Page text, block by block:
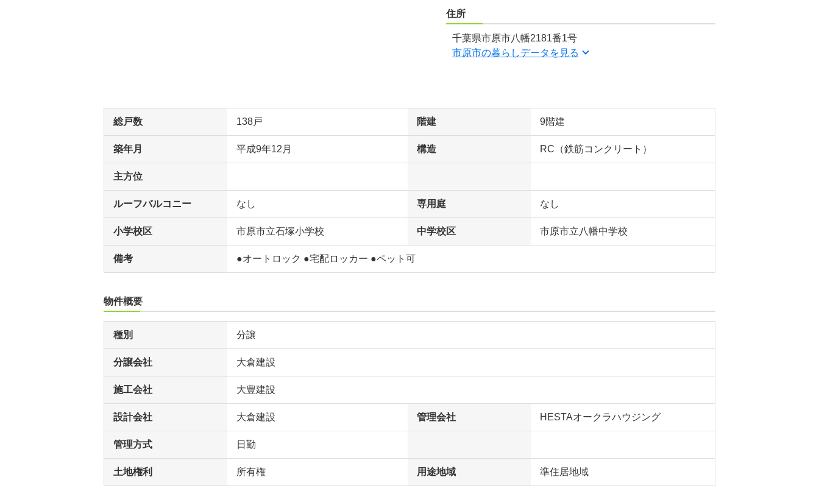
住所
千葉県市原市八幡2181番1号
市原市の暮らしデータを見る
総戸数 138戸 階建 9階建
築年月 平成9年12月 構造 RC（鉄筋コンクリート）
主方位
ルーフバルコニー なし 専用庭 なし
小学校区 市原市立石塚小学校 中学校区 市原市立八幡中学校
備考 ●オートロック ●宅配ロッカー ●ペット可
物件概要
種別 分譲
分譲会社 大倉建設
施工会社 大豊建設
設計会社 大倉建設 管理会社 HESTAオークラハウジング
管理方式 日勤
土地権利 所有権 用途地域 準住居地域